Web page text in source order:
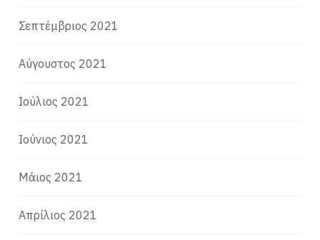
Σεπτέμβριος 2021
Αύγουστος 2021
Ιούλιος 2021
Ιούνιος 2021
Μάιος 2021
Απρίλιος 2021